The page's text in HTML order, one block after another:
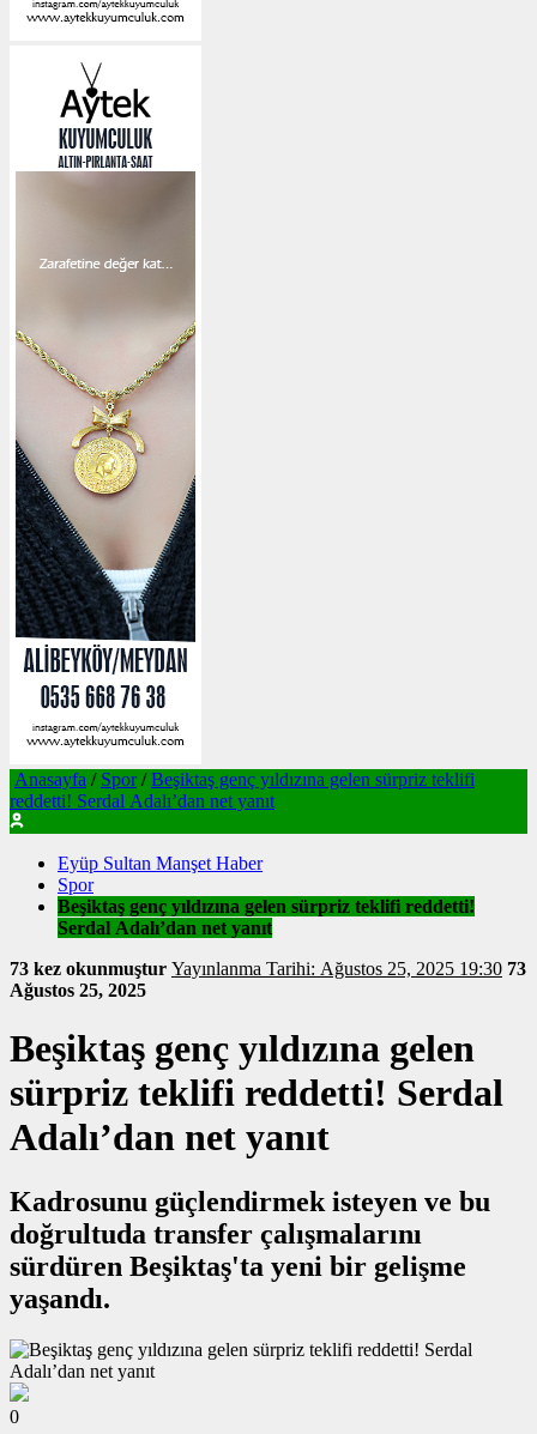
Anasayfa / Spor / Beşiktaş genç yıldızına gelen sürpriz teklifi
reddetti! Serdal Adalı’dan net yanıt
Eyüp Sultan Manşet Haber
Spor
Beşiktaş genç yıldızına gelen sürpriz teklifi reddetti!
Serdal Adalı’dan net yanıt
73 kez okunmuştur
Yayınlanma Tarihi: Ağustos 25, 2025 19:30 73
Ağustos 25, 2025
Beşiktaş genç yıldızına gelen
sürpriz teklifi reddetti! Serdal
Adalı’dan net yanıt
Kadrosunu güçlendirmek isteyen ve bu
doğrultuda transfer çalışmalarını
sürdüren Beşiktaş'ta yeni bir gelişme
yaşandı.
0